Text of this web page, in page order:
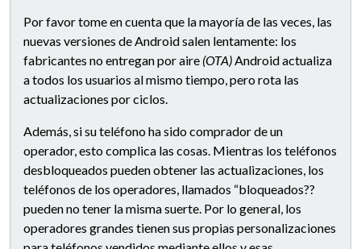
Por favor tome en cuenta que la mayoría de las veces, las
nuevas versiones de Android salen lentamente: los
fabricantes no entregan por aire (OTA)Android actualiza
a todos los usuarios al mismo tiempo, pero rota las
actualizaciones por ciclos.
Además, si su teléfono ha sido comprador de un
operador, esto complica las cosas. Mientras los teléfonos
desbloqueados pueden obtener las actualizaciones, los
teléfonos de los operadores, llamados “bloqueados??
pueden no tener la misma suerte. Por lo general, los
operadores grandes tienen sus propias personalizaciones